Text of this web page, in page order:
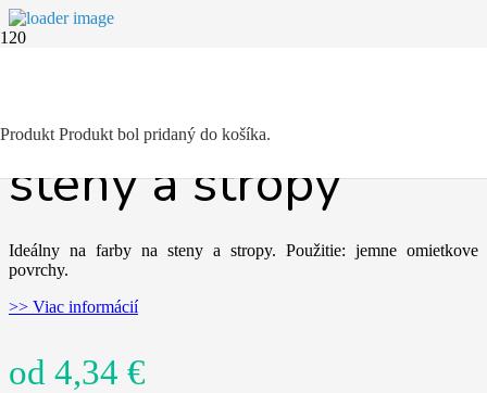
Produkt Produkt bol pridaný do košíka.
Valec ROTAGold na
steny a stropy
Ideálny na farby na steny a stropy. Použitie: jemne omietkove
povrchy.
>> Viac informácií
od 4,34 €